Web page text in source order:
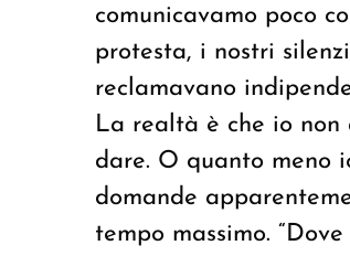
comunicavamo poco
protesta, i nostri
reclamavano
La realtà è che io non
dare. O quanto meno
domande
tempo massimo.